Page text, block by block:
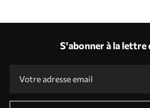
S'abonner à la